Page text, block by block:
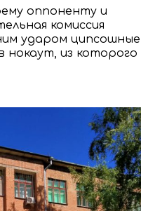
оппоненту и
комиссия
ударом ципсошные
из которого